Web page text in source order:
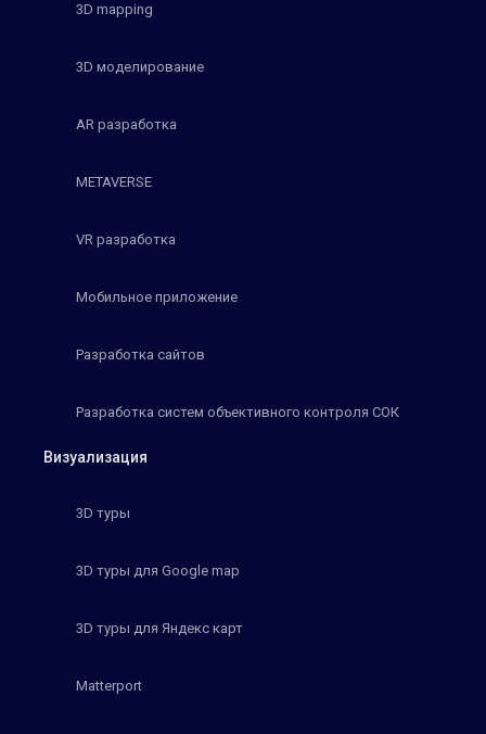
3D mapping
3D моделирование
AR разработка
METAVERSE
VR разработка
Мобильное приложение
Разработка сайтов
Разработка систем объективного контроля СОК
Визуализация
3D туры
3D туры для Google map
3D туры для Яндекс карт
Matterport